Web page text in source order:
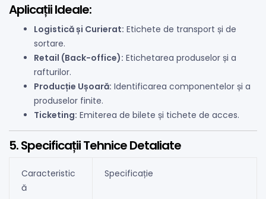
Aplicații Ideale:
Logistică și Curierat: Etichete de transport și de
sortare.
Retail (Back-office): Etichetarea produselor și a
rafturilor.
Producție Ușoară: Identificarea componentelor și a
produselor finite.
Ticketing: Emiterea de bilete și tichete de acces.
5. Specificații Tehnice Detaliate
Caracteristic
ă
Specificație